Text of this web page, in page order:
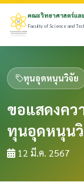
คณะวิทยาศาสตร์แล
Faculty of Science and
ทุนอุดหนุนวิจัย
ขอแสดงค
ทุนอุดหนุน
12 มี.ค. 2567